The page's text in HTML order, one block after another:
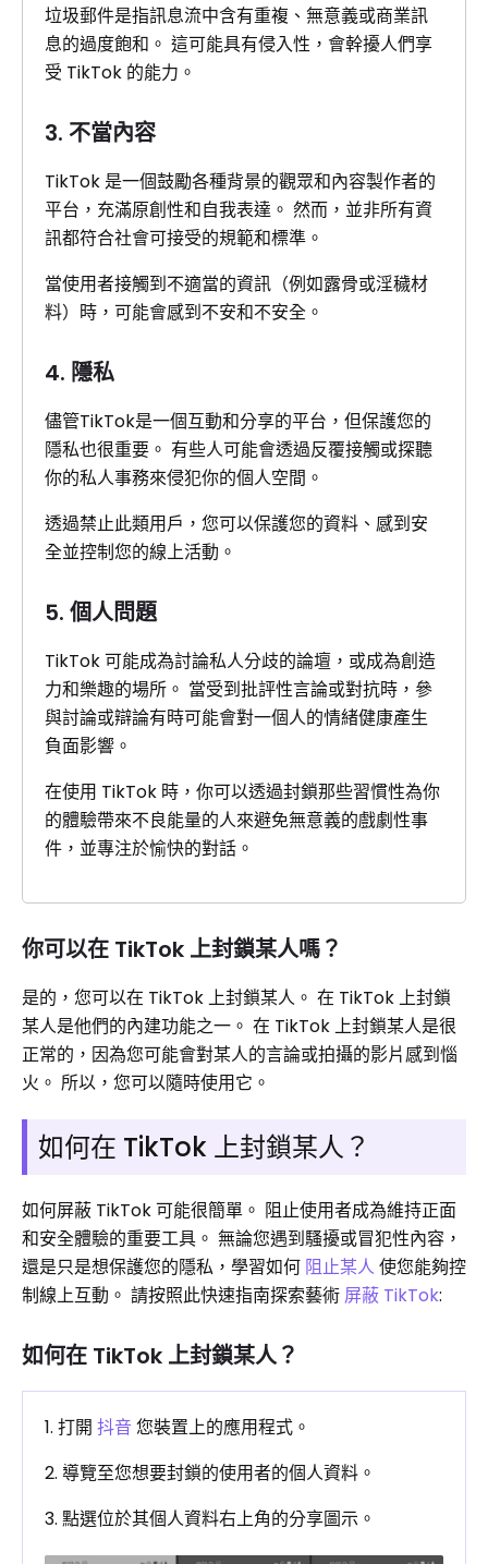
垃圾郵件是指訊息流中含有重複、無意義或商業訊
息的過度飽和。 這可能具有侵入性，會幹擾人們享
受 TikTok 的能力。
3. 不當內容
TikTok 是一個鼓勵各種背景的觀眾和內容製作者的
平台，充滿原創性和自我表達。 然而，並非所有資
訊都符合社會可接受的規範和標準。
當使用者接觸到不適當的資訊（例如露骨或淫穢材
料）時，可能會感到不安和不安全。
4. 隱私
儘管TikTok是一個互動和分享的平台，但保護您的
隱私也很重要。 有些人可能會透過反覆接觸或探聽
你的私人事務來侵犯你的個人空間。
透過禁止此類用戶，您可以保護您的資料、感到安
全並控制您的線上活動。
5. 個人問題
TikTok 可能成為討論私人分歧的論壇，或成為創造
力和樂趣的場所。 當受到批評性言論或對抗時，參
與討論或辯論有時可能會對一個人的情緒健康產生
負面影響。
在使用 TikTok 時，你可以透過封鎖那些習慣性為你
的體驗帶來不良能量的人來避免無意義的戲劇性事
件，並專注於愉快的對話。
你可以在 TikTok 上封鎖某人嗎？
是的，您可以在 TikTok 上封鎖某人。 在 TikTok 上封鎖
某人是他們的內建功能之一。 在 TikTok 上封鎖某人是很
正常的，因為您可能會對某人的言論或拍攝的影片感到惱
火。 所以，您可以隨時使用它。
如何在 TikTok 上封鎖某人？
如何屏蔽 TikTok 可能很簡單。 阻止使用者成為維持正面
和安全體驗的重要工具。 無論您遇到騷擾或冒犯性內容，
還是只是想保護您的隱私，學習如何 阻止某人 使您能夠控
制線上互動。 請按照此快速指南探索藝術屏蔽 TikTok:
如何在 TikTok 上封鎖某人？
1. 打開 抖音 您裝置上的應用程式。
2. 導覽至您想要封鎖的使用者的個人資料。
3. 點選位於其個人資料右上角的分享圖示。